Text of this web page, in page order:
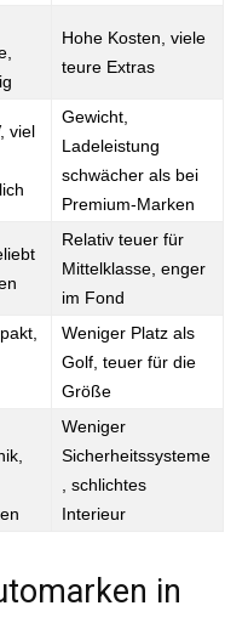
Hohe Kosten, viele
teure Extras
viel
Gewicht,
Ladeleistung
schwächer als bei
Premium-Marken
Relativ teuer für
Mittelklasse, enger
im Fond
Weniger Platz als
Golf, teuer für die
Größe
Weniger
Sicherheitssysteme
, schlichtes
Interieur
in